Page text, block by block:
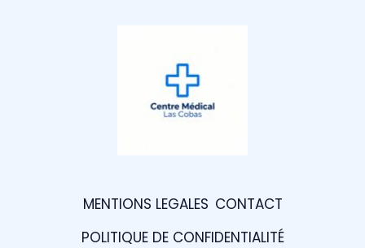
MENTIONS LEGALES CONTACT
POLITIQUE DE CONFIDENTIALITÉ